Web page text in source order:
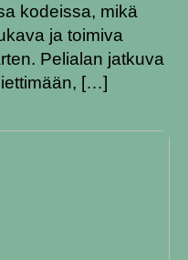
kodeissa, mikä
ja toimiva
Pelialan jatkuva
[…]